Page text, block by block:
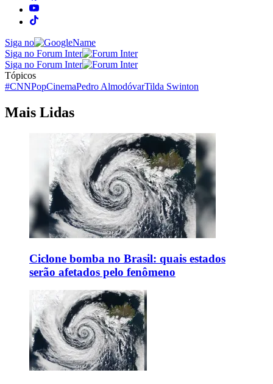
Siga no
Siga no Forum Inter
Siga no Forum Inter
Tópicos
#CNNPopCinemaPedro AlmodóvarTilda Swinton
Mais Lidas
Ciclone bomba no Brasil: quais estados
serão afetados pelo fenômeno